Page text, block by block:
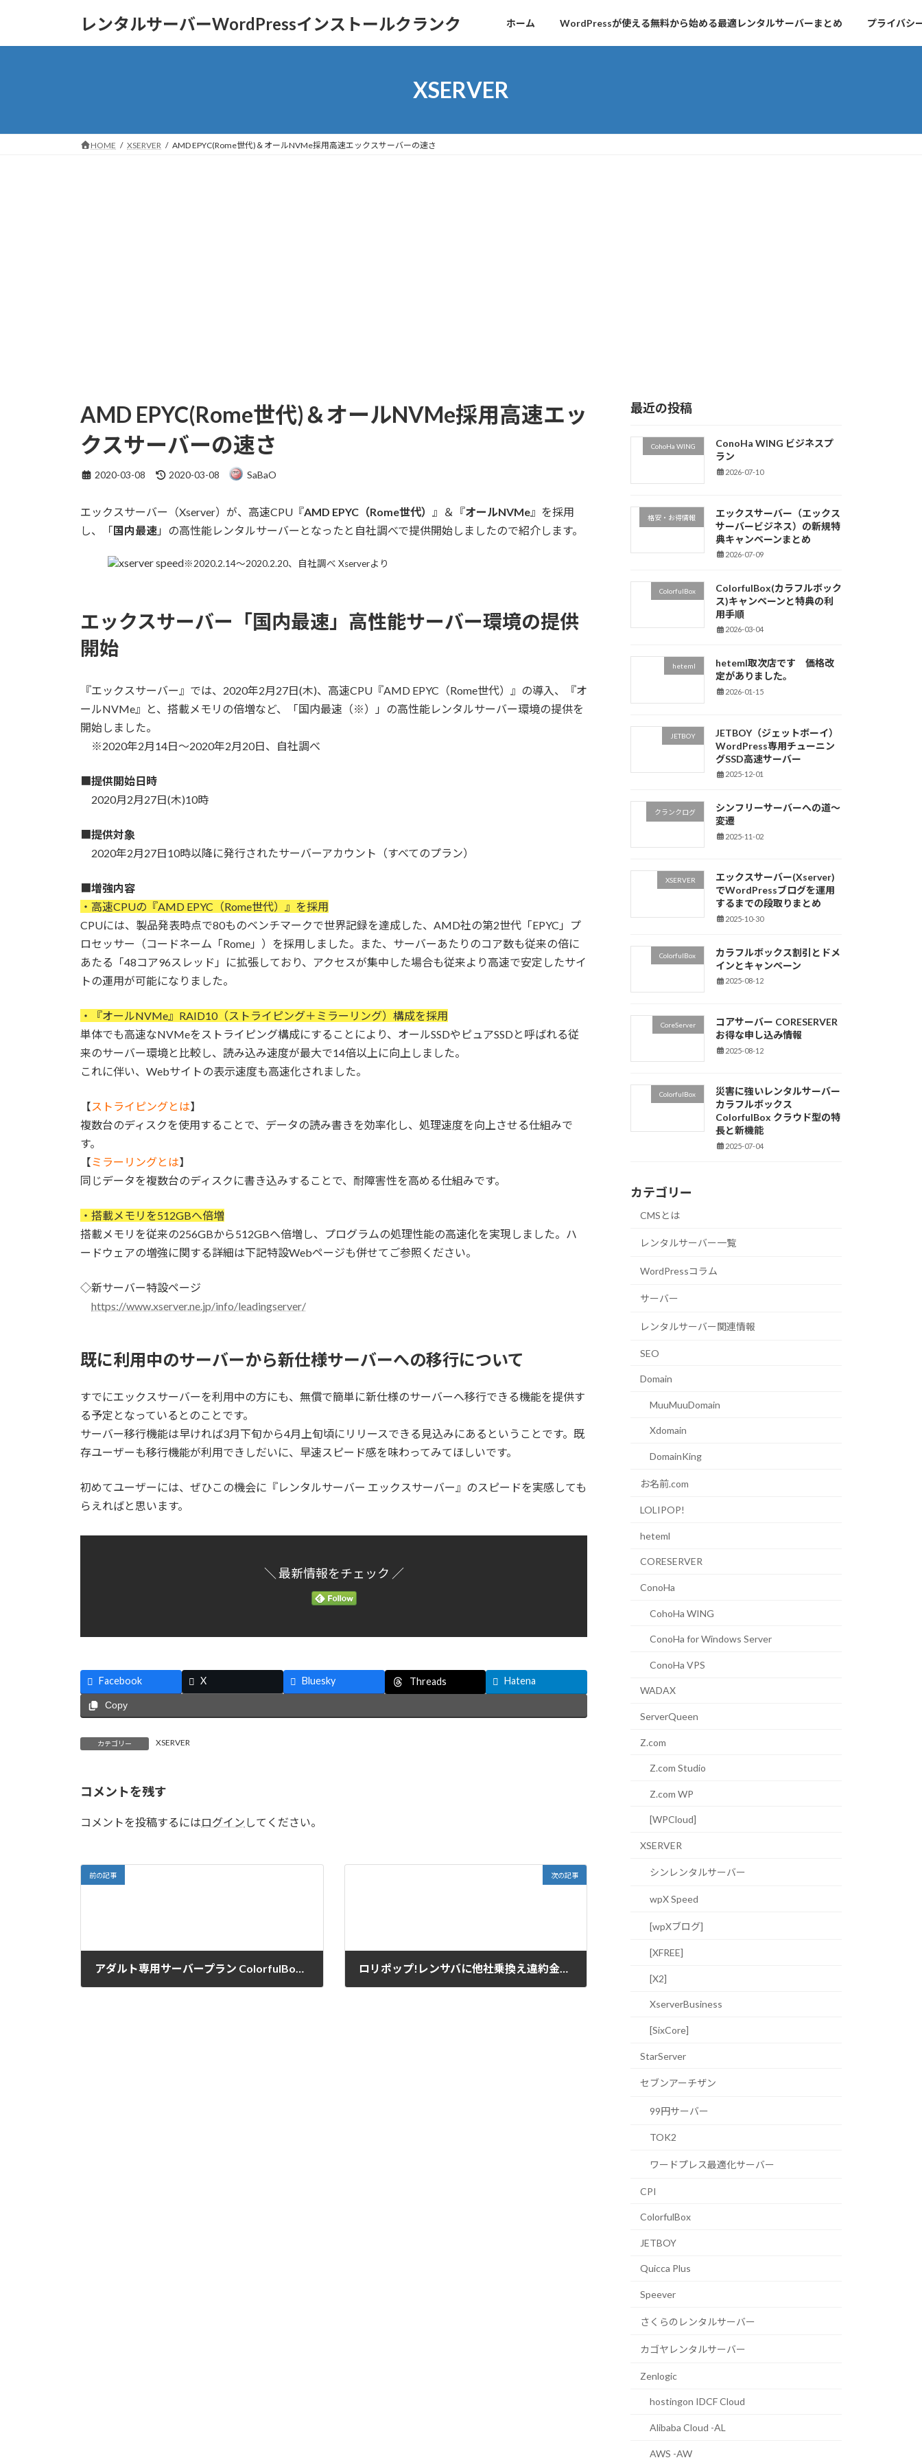
レンタルサーバーWordPressインストールクランク ホーム WordPressが使える無料から始める最適レンタルサーバーまとめ プライバシ
XSERVER
HOME XSERVER AMD EPYC(Rome世代)＆オールNVMe採用高速エックスサーバーの速さ
AMD EPYC(Rome世代)＆オールNVMe採用高速エッ
クスサーバーの速さ
2020-03-08
最
新
日
2020-03-08 SaBaO
エックスサーバー（Xserver）が、高速CPU『AMD EPYC（Rome世代） 』＆『オールNVMe』を採用
し、「 国内最速 」の高性能レンタルサーバーとなったと自社調べで提供開始しましたので紹介します。
※2020.2.14～2020.2.20、自社調べ Xserverより
エックスサーバー「国内最速」高性能サーバー環境の提供
開始
『エックスサーバー』では、2020年2月27日(木)、高速CPU『AMD EPYC（Rome世代）』の導入、『オ
ールNVMe』と、搭載メモリの倍増など、「国内最速（※）」の高性能レンタルサーバー環境の提供を
開始しました。
※2020年2月14日〜2020年2月20日、自社調べ
提供開始日時
2020月2月27日(木)10時
提供対象
2020年2月27日10時以降に発行されたサーバーアカウント（すべてのプラン）
増強内容
・高速CPUの『AMD EPYC（Rome世代）』を採用
CPUには、製品発表時点で80ものベンチマークで世界記録を達成した、AMD社の第2世代「EPYC」プ
ロセッサー（コードネーム「Rome」）を採用しました。また、サーバーあたりのコア数も従来の倍に
あたる「48コア96スレッド」に拡張しており、アクセスが集中した場合も従来より高速で安定したサイ
トの運用が可能になりました。
・『オールNVMe』RAID10（ストライピング＋ミラーリング）構成を採用
単体でも高速なNVMeをストライピング構成にすることにより、オールSSDやピュアSSDと呼ばれる従
来のサーバー環境と比較し、読み込み速度が最大で14倍以上に向上しました。
これに伴い、Webサイトの表示速度も高速化されました。
【ストライピングとは】
複数台のディスクを使用することで、データの読み書きを効率化し、処理速度を向上させる仕組みで
す。
【ミラーリングとは】
同じデータを複数台のディスクに書き込みすることで、耐障害性を高める仕組みです。
・搭載メモリを512GBへ倍増
搭載メモリを従来の256GBから512GBへ倍増し、プログラムの処理性能の高速化を実現しました。ハ
ードウェアの増強に関する詳細は下記特設Webページも併せてご参照ください。
◇新サーバー特設ページ
https://www.xserver.ne.jp/info/leadingserver/
既に利用中のサーバーから新仕様サーバーへの移行について
すでにエックスサーバーを利用中の方にも、無償で簡単に新仕様のサーバーへ移行できる機能を提供す
る予定となっているとのことです。
サーバー移行機能は早ければ3月下旬から4月上旬頃にリリースできる見込みにあるということです。既
存ユーザーも移行機能が利用できしだいに、早速スピード感を味わってみてほしいです。
初めてユーザーには、ぜひこの機会に『レンタルサーバー エックスサーバー』のスピードを実感しても
らえればと思います。
＼ 最新情報をチェック ／
Facebook X Bluesky Threads Hatena
Copy
カテゴリー XSERVER
コメントを残す
コメントを投稿するにはログイン してください。
前の記事
アダルト専用サーバープラン ColorfulBox[ｶﾗﾌﾙﾗﾎﾞ]の特長
次の記事
ロリポップ!レンサバに他社乗換え違約金キャッシュバック応援
最近の投稿
CohoHa WING
ConoHa WING ビジネスプ
ラン
2026-07-10
格安・お得情報
エックスサーバー（エックス
サーバービジネス）の新規特
典キャンペーンまとめ
2026-07-09
ColorfulBox
ColorfulBox(カラフルボック
ス)キャンペーンと特典の利
用手順
2026-03-04
heteml
heteml取次店です 価格改
定がありました。
2026-01-15
JETBOY
JETBOY（ジェットボーイ）
WordPress専用チューニン
グSSD高速サーバー
2025-12-01
クランクログ
シンフリーサーバーへの道～
変遷
2025-11-02
XSERVER
エックスサーバー(Xserver)
でWordPressブログを運用
するまでの段取りまとめ
2025-10-30
ColorfulBox
カラフルボックス割引とドメ
インとキャンペーン
2025-08-12
CoreServer
コアサーバー CORESERVER
お得な申し込み情報
2025-08-12
ColorfulBox
災害に強いレンタルサーバー
カラフルボックス
ColorfulBox クラウド型の特
長と新機能
2025-07-04
カテゴリー
CMSとは
レンタルサーバー一覧
WordPressコラム
サーバー
レンタルサーバー関連情報
SEO
Domain
MuuMuuDomain
Xdomain
DomainKing
お名前.com
LOLIPOP!
heteml
CORESERVER
ConoHa
CohoHa WING
ConoHa for Windows Server
ConoHa VPS
WADAX
ServerQueen
Z.com
Z.com Studio
Z.com WP
[WPCloud]
XSERVER
シンレンタルサーバー
wpX Speed
[wpXブログ]
[XFREE]
[X2]
XserverBusiness
[SixCore]
StarServer
セブンアーチザン
99円サーバー
TOK2
ワードプレス最適化サーバー
CPI
ColorfulBox
JETBOY
Quicca Plus
Speever
さくらのレンタルサーバー
カゴヤレンタルサーバー
Zenlogic
hostingon IDCF Cloud
Alibaba Cloud -AL
AWS -AW